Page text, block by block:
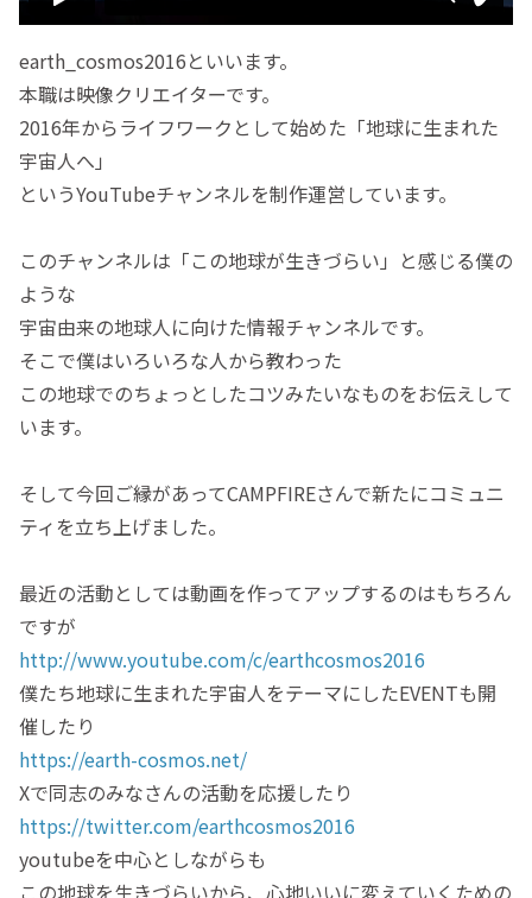
earth_cosmos2016といいます。
本職は映像クリエイターです。
2016年からライフワークとして始めた「地球に生まれた
宇宙人へ」
というYouTubeチャンネルを制作運営しています。
このチャンネルは「この地球が生きづらい」と感じる僕の
ような
宇宙由来の地球人に向けた情報チャンネルです。
そこで僕はいろいろな人から教わった
この地球でのちょっとしたコツみたいなものをお伝えして
います。
そして今回ご縁があってCAMPFIREさんで新たにコミュニ
ティを立ち上げました。
最近の活動としては動画を作ってアップするのはもちろん
ですが
http://www.youtube.com/c/earthcosmos2016
僕たち地球に生まれた宇宙人をテーマにしたEVENTも開
催したり
https://earth-cosmos.net/
Xで同志のみなさんの活動を応援したり
https://twitter.com/earthcosmos2016
youtubeを中心としながらも
この地球を生きづらいから、心地いいに変えていくための